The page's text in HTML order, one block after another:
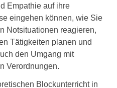
Empathie auf ihre
eingehen können, wie Sie
Notsituationen reagieren,
Tätigkeiten planen und
den Umgang mit
Verordnungen.
Blockunterricht in